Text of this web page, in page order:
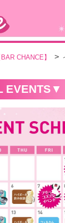
HOME
TOPページ
コンセプト
女の子情報
GALLERY
MENU
メニュー・料金
イベント情報
店舗情報・よくあ
VISITORS
外国人観光客向け
RECRUIT
採用情報
CHANCE】
EVENTS